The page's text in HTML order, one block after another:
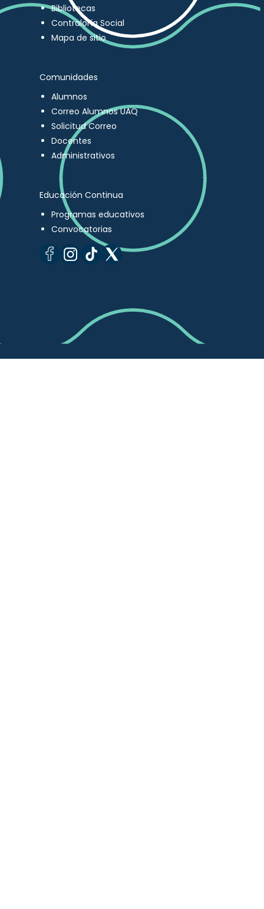
Bibliotecas
Contraloría Social
Mapa de sitio
Comunidades
Alumnos
Correo Alumnos UAQ
Solicitud Correo
Docentes
Administrativos
Educación Continua
Programas educativos
Convocatorias